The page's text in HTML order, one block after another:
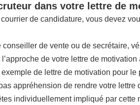
dans votre lettre de
de candidature, vous devez
conseiller de vente ou de secrétaire,
de votre lettre de
de lettre de motivation pour le
appréhension de rendre votre
individuellement impliqué par cette